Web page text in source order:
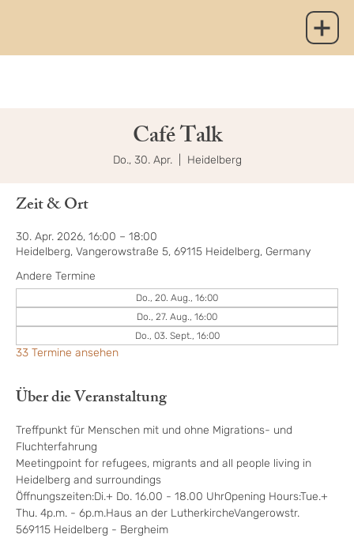
Café Talk
Do., 30. Apr.
  |
Heidelberg
Zeit & Ort
30. Apr. 2026, 16:00 – 18:00
Heidelberg, Vangerowstraße 5, 69115 Heidelberg, Germany
Andere Termine
Do., 20. Aug., 16:00
Do., 27. Aug., 16:00
Do., 03. Sept., 16:00
33 Termine ansehen
Über die Veranstaltung
Treffpunkt für Menschen mit und ohne Migrations- und
Fluchterfahrung
Meetingpoint for refugees, migrants and all people living in
Heidelberg and surroundings
Öffnungszeiten:Di.+ Do. 16.00 - 18.00 UhrOpening Hours:Tue.+
Thu. 4p.m. - 6p.m.Haus an der LutherkircheVangerowstr.
569115 Heidelberg - Bergheim